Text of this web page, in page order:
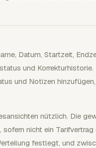
Datum, Startzeit,
und Korrekturhistorie.
und Notizen
nützlich. Die
nicht ein Tarifvertrag
festlegt, und